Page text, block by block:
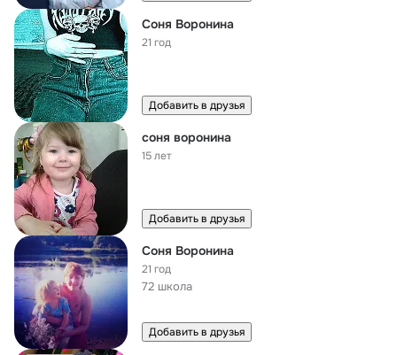
Соня Воронина
21 год
Добавить в друзья
соня воронина
15 лет
Добавить в друзья
Соня Воронина
21 год
72 школа
Добавить в друзья